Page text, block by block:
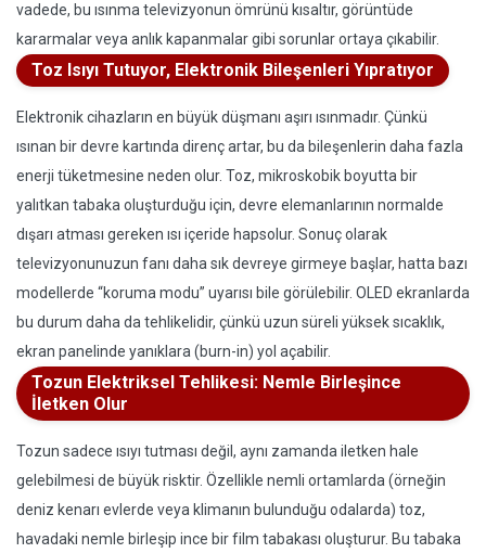
vadede, bu ısınma televizyonun ömrünü kısaltır, görüntüde
kararmalar veya anlık kapanmalar gibi sorunlar ortaya çıkabilir.
Toz Isıyı Tutuyor, Elektronik Bileşenleri Yıpratıyor
Elektronik cihazların en büyük düşmanı aşırı ısınmadır. Çünkü
ısınan bir devre kartında direnç artar, bu da bileşenlerin daha fazla
enerji tüketmesine neden olur. Toz, mikroskobik boyutta bir
yalıtkan tabaka oluşturduğu için, devre elemanlarının normalde
dışarı atması gereken ısı içeride hapsolur. Sonuç olarak
televizyonunuzun fanı daha sık devreye girmeye başlar, hatta bazı
modellerde “koruma modu” uyarısı bile görülebilir. OLED ekranlarda
bu durum daha da tehlikelidir, çünkü uzun süreli yüksek sıcaklık,
ekran panelinde yanıklara (burn-in) yol açabilir.
Tozun Elektriksel Tehlikesi: Nemle Birleşince
İletken Olur
Tozun sadece ısıyı tutması değil, aynı zamanda iletken hale
gelebilmesi de büyük risktir. Özellikle nemli ortamlarda (örneğin
deniz kenarı evlerde veya klimanın bulunduğu odalarda) toz,
havadaki nemle birleşip ince bir film tabakası oluşturur. Bu tabaka